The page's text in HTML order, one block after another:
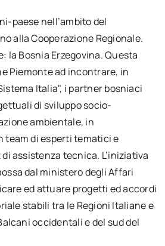
paese nell’ambito del
alla Cooperazione Regionale.
la Bosnia Erzegovina. Questa
Piemonte ad incontrare, in
Italia", i partner bosniaci
di sviluppo socio-
ambientale, in
team di esperti tematici e
assistenza tecnica. L’iniziativa
dal ministero degli Affari
ed attuare progetti ed accordi
stabili tra le Regioni Italiane e
occidentali e del sud del